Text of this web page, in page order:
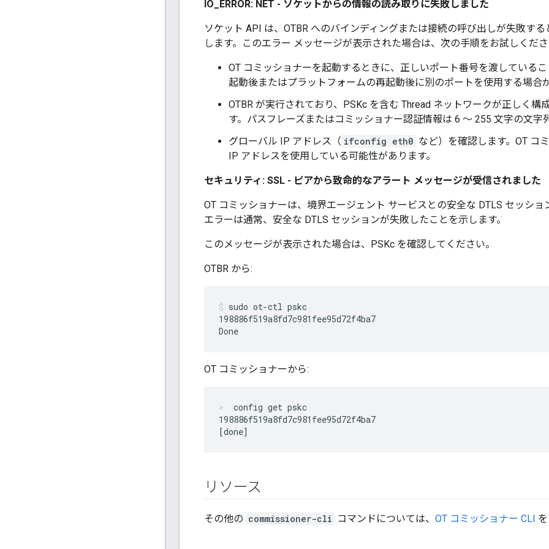
IO_ERROR: NET - ソケットからの情報の読み取りに失敗しました
ソケット API は、OTBR へのバインディングまたは接続の呼び出しが失敗す
します。このエラー メッセージが表示された場合は、次の手順をお試しくだ
OT コミッショナーを起動するときに、正しいポート番号を渡している
起動後またはプラットフォームの再起動後に別のポートを使用する場合
OTBR が実行されており、PSKc を含む Thread ネットワークが正しく構
す。パスフレーズまたはコミッショナー認証情報は 6 ～ 255 文字の文字
グローバル IP アドレス（ ifconfig eth0 など）を確認します。OT コ
IP アドレスを使用している可能性があります。
セキュリティ: SSL - ピアから致命的なアラート メッセージが受信されました
OT コミッショナーは、境界エージェント サービスとの安全な DTLS セッショ
エラーは通常、安全な DTLS セッションが失敗したことを示します。
このメッセージが表示された場合は、PSKc を確認してください。
OTBR から:
sudo ot-ctl pskc
198886f519a8fd7c981fee95d72f4ba7
OT コミッショナーから:
config get pskc
198886f519a8fd7c981fee95d72f4ba7
リソース
その他の commissioner-cli コマンドについては、 OT コミッショナー CLI